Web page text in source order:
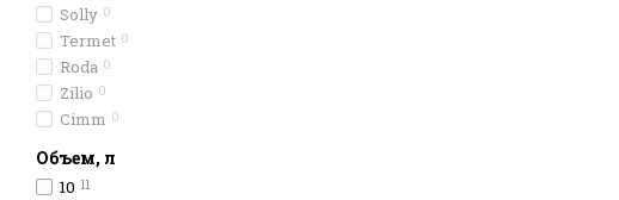
Solly 0
Termet 0
Roda 0
Zilio 0
Cimm 0
Объем, л
10 11